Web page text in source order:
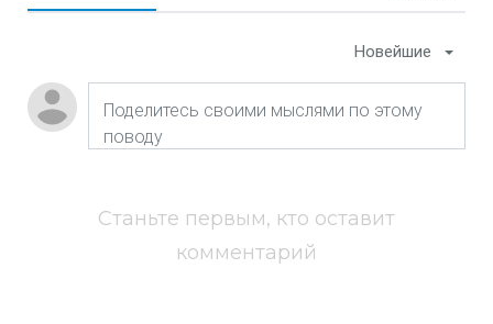
Новейшие
Станьте первым, кто оставит
комментарий